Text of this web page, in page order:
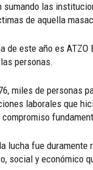
sumando las
de aquella
de este año es ATZO
personas.
miles de personas
laborales que
lucha fue duramente
social y económico